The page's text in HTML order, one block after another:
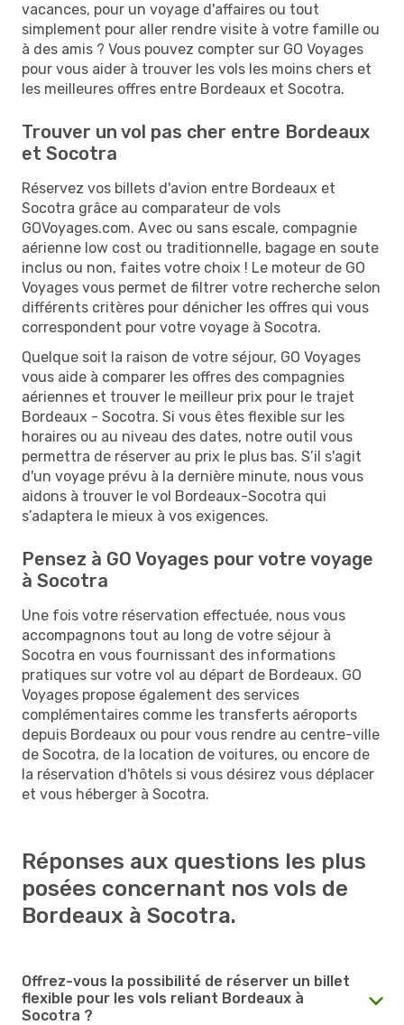
vacances, pour un voyage d'affaires ou tout
simplement pour aller rendre visite à votre famille ou
à des amis ? Vous pouvez compter sur GO Voyages
pour vous aider à trouver les vols les moins chers et
les meilleures offres entre Bordeaux et Socotra.
Trouver un vol pas cher entre Bordeaux
et Socotra
Réservez vos billets d'avion entre Bordeaux et
Socotra grâce au comparateur de vols
GOVoyages.com. Avec ou sans escale, compagnie
aérienne low cost ou traditionnelle, bagage en soute
inclus ou non, faites votre choix ! Le moteur de GO
Voyages vous permet de filtrer votre recherche selon
différents critères pour dénicher les offres qui vous
correspondent pour votre voyage à Socotra.
Quelque soit la raison de votre séjour, GO Voyages
vous aide à comparer les offres des compagnies
aériennes et trouver le meilleur prix pour le trajet
Bordeaux - Socotra. Si vous êtes flexible sur les
horaires ou au niveau des dates, notre outil vous
permettra de réserver au prix le plus bas. S’il s'agit
d'un voyage prévu à la dernière minute, nous vous
aidons à trouver le vol Bordeaux-Socotra qui
s’adaptera le mieux à vos exigences.
Pensez à GO Voyages pour votre voyage
à Socotra
Une fois votre réservation effectuée, nous vous
accompagnons tout au long de votre séjour à
Socotra en vous fournissant des informations
pratiques sur votre vol au départ de Bordeaux. GO
Voyages propose également des services
complémentaires comme les transferts aéroports
depuis Bordeaux ou pour vous rendre au centre-ville
de Socotra, de la location de voitures, ou encore de
la réservation d'hôtels si vous désirez vous déplacer
et vous héberger à Socotra.
Réponses aux questions les plus
posées concernant nos vols de
Bordeaux à Socotra.
Offrez-vous la possibilité de réserver un billet
flexible pour les vols reliant Bordeaux à
Socotra ?